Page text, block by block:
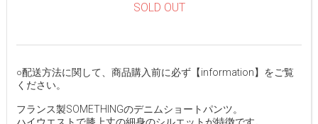
SOLD OUT
○配送方法に関して、商品購入前に必ず【information】をご覧
ください。
フランス製SOMETHINGのデニムショートパンツ。